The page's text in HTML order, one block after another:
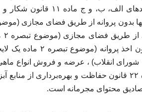
مجازی (بند الف ماده ۱۲۶ قانون مجازات
صید)، عرضه و فروش هر نوع ماهی و
غیرمجاز از دریای خزر و خلیج فارس مصوبه سال ۱۳۵۸ شورای انقلاب) ، عرضه
محتوای مجرمانه است.